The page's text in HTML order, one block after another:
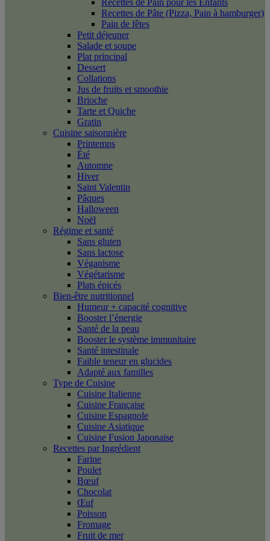
Recettes de Pain pour les Enfants
Recettes de Pâte (Pizza, Pain à hamburger)
Pain de fêtes
Petit déjeuner
Salade et soupe
Plat principal
Dessert
Collations
Jus de fruits et smoothie
Brioche
Tarte et Quiche
Gratin
Cuisine saisonnière
Printemps
Été
Automne
Hiver
Saint Valentin
Pâques
Halloween
Noël
Régime et santé
Sans gluten
Sans lactose
Véganisme
Végétarisme
Plats épicés
Bien-être nutritionnel
Humeur + capacité cognitive
Booster l’énergie
Santé de la peau
Booster le système immunitaire
Santé intestinale
Faible teneur en glucides
Adapté aux familles
Type de Cuisine
Cuisine Italienne
Cuisine Française
Cuisine Espagnole
Cuisine Asiatique
Cuisine Fusion Japonaise
Recettes par Ingrédient
Farine
Poulet
Bœuf
Chocolat
Œuf
Poisson
Fromage
Fruit de mer